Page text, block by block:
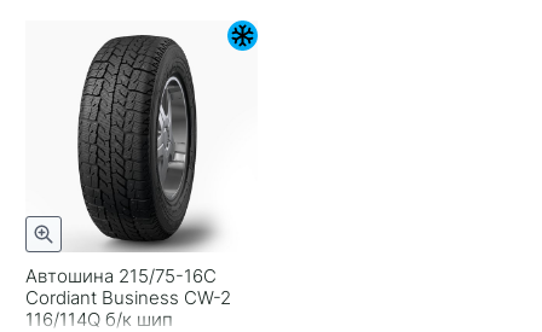
Автошина 215/75-16C
Cordiant Business CW-2
116/114Q б/к шип